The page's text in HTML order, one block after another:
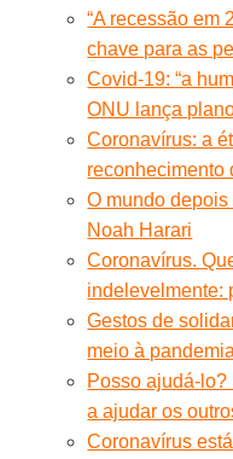
“A recessão em
chave para as
Covid-19: “a
ONU lança
Coronavírus: a
reconhecimento
O mundo depois
Noah Harari
Coronavírus.
indelevelmente:
Gestos de
meio à
Posso ajudá-
a ajudar os
Coronavírus